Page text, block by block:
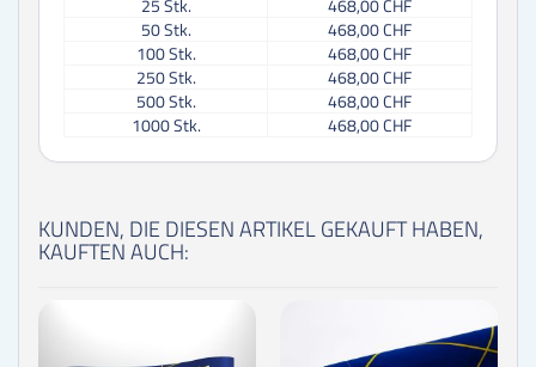
50Stk.
468,00 CHF
100Stk.
468,00 CHF
250Stk.
468,00 CHF
500Stk.
468,00 CHF
1000Stk. 468,00 CHF
KUNDEN, DIE DIESEN ARTIKEL GEKAUFT HABEN,
KAUFTEN AUCH: